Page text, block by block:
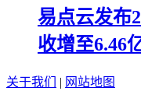
易点云发布
收增至6.46
关于我们 | 网站地图